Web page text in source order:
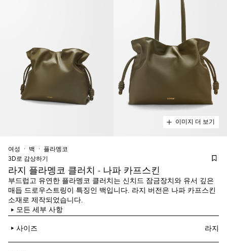
이미지 더 보기
여성 백
플라멩코
3D로 감상하기
라지 플라멩코 클러치 - 나파 카프스킨
부드럽고 유연한 플라멩코 클러치는 신치드 잠금장치와 유서 깊은
매듭 드로우스트링이 특징인 백입니다. 라지 버전은 나파 카프스킨
소재로 제작되었습니다.
모든 세부 사항
사이즈 라지